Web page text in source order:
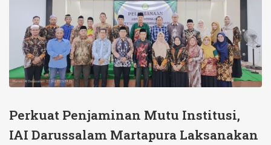
Perkuat Penjaminan Mutu Institusi,
IAI Darussalam Martapura Laksanakan